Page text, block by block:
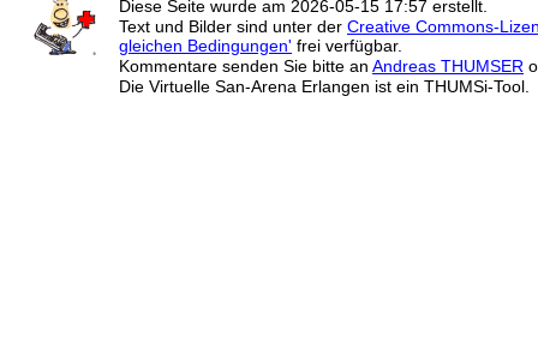
Diese Seite wurde am 2026-05-15 17:57 erstellt.
Text und Bilder sind unter der Creative Commons-
gleichen Bedingungen' frei verfügbar.
Kommentare senden Sie bitte an Andreas THUMSER
Die Virtuelle San-Arena Erlangen ist ein THUMSi-Tool.